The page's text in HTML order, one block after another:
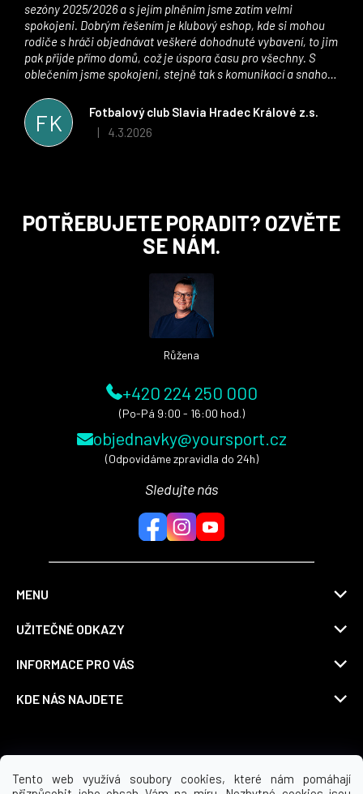
Tento web využívá soubory cookies, které nám pomáhají
FK
Fotbalový club Slavia Hradec Králové z.s.
Hodnocení obchodu je 5 z 5 hvězdiček.
| 4.3.2026
sezóny 2025/2026 a s jejím plněním jsme zatím velmi
spokojeni. Dobrým řešením je klubový eshop, kde si mohou
rodiče s hráči objednávat veškeré dohodnuté vybavení, to jim
pak přijde přímo domů, což je úspora času pro všechny. S
oblečením jsme spokojeni, stejně tak s komunikací a snahou
stran. Věříme, že v tomto duchu bude spolupráce pokračovat
i nadále, nyní už začínáme řešit i první sady dresů ;)
POTŘEBUJETE PORADIT? OZVĚTE
SE NÁM.
Růžena
+420 224 250 000
(Po-Pá 9:00 - 16:00 hod.)
objednavky@yoursport.cz
(Odpovídáme zpravidla do 24h)
Sledujte nás
MENU
UŽITEČNÉ ODKAZY
INFORMACE PRO VÁS
KDE NÁS NAJDETE
Možnosti dopravy